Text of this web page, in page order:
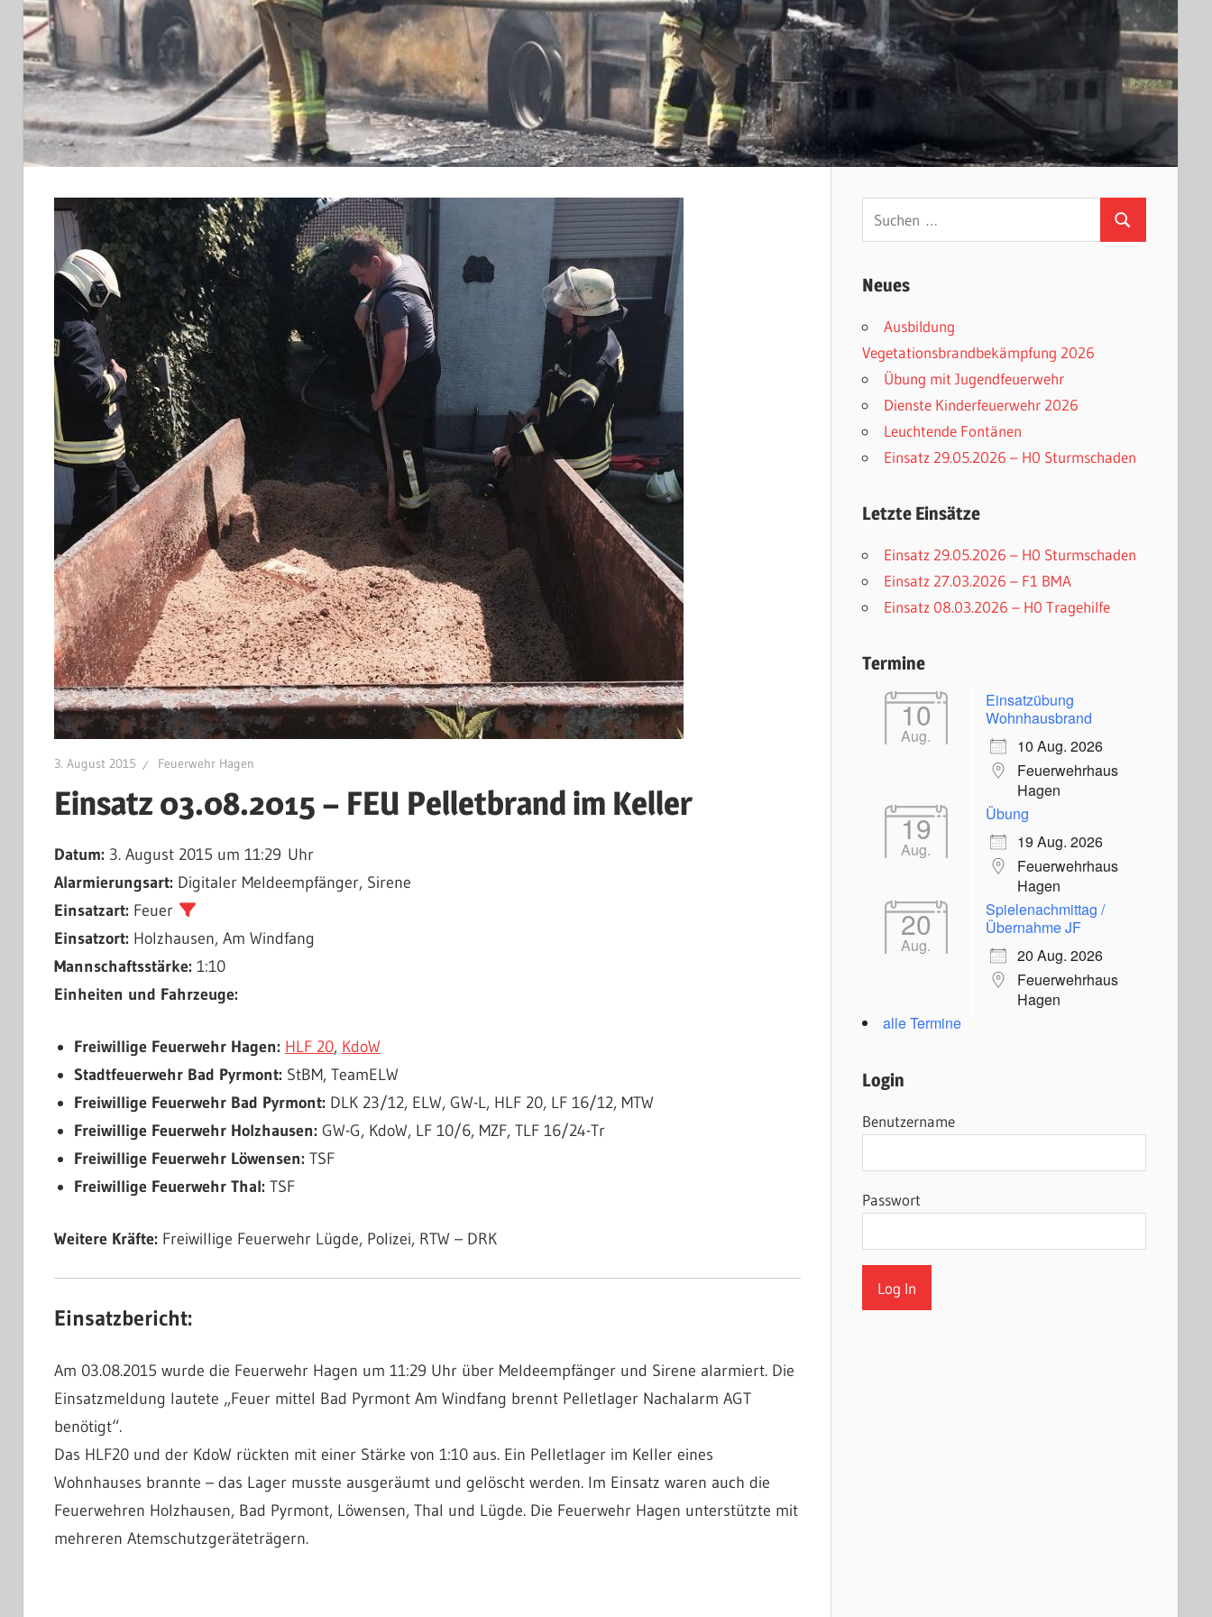
3. August 2015 Feuerwehr Hagen
Einsatz 03.08.2015 – FEU Pelletbrand im Keller
Datum: 3. August 2015 um 11:29 Uhr
Alarmierungsart: Digitaler Meldeempfänger, Sirene
Einsatzart: Feuer
Einsatzort: Holzhausen, Am Windfang
Mannschaftsstärke: 1:10
Einheiten und Fahrzeuge:
Freiwillige Feuerwehr Hagen: HLF 20, KdoW
Stadtfeuerwehr Bad Pyrmont: StBM, TeamELW
Freiwillige Feuerwehr Bad Pyrmont: DLK 23/12, ELW, GW-L, HLF 20, LF 16/12, MTW
Freiwillige Feuerwehr Holzhausen: GW-G, KdoW, LF 10/6, MZF, TLF 16/24-Tr
Freiwillige Feuerwehr Löwensen: TSF
Freiwillige Feuerwehr Thal: TSF
Weitere Kräfte: Freiwillige Feuerwehr Lügde, Polizei, RTW – DRK
Einsatzbericht:
Am 03.08.2015 wurde die Feuerwehr Hagen um 11:29 Uhr über Meldeempfänger und Sirene alarmiert. Die
Einsatzmeldung lautete „Feuer mittel Bad Pyrmont Am Windfang brennt Pelletlager Nachalarm AGT
benötigt“.
Das HLF20 und der KdoW rückten mit einer Stärke von 1:10 aus. Ein Pelletlager im Keller eines
Wohnhauses brannte – das Lager musste ausgeräumt und gelöscht werden. Im Einsatz waren auch die
Feuerwehren Holzhausen, Bad Pyrmont, Löwensen, Thal und Lügde. Die Feuerwehr Hagen unterstützte mit
mehreren Atemschutzgeräteträgern.
Suchen
nach:
Suchen
Neues
Ausbildung
Vegetationsbrandbekämpfung 2026
Übung mit Jugendfeuerwehr
Dienste Kinderfeuerwehr 2026
Leuchtende Fontänen
Einsatz 29.05.2026 – H0 Sturmschaden
Letzte Einsätze
Einsatz 29.05.2026 – H0 Sturmschaden
Einsatz 27.03.2026 – F1 BMA
Einsatz 08.03.2026 – H0 Tragehilfe
Termine
10
Aug.
Einsatzübung
Wohnhausbrand
10 Aug. 2026
Feuerwehrhaus
Hagen
19
Aug.
Übung
19 Aug. 2026
Feuerwehrhaus
Hagen
20
Aug.
Spielenachmittag /
Übernahme JF
20 Aug. 2026
Feuerwehrhaus
Hagen
alle Termine
Login
Benutzername
Passwort